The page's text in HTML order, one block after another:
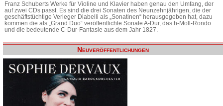
Franz Schuberts Werke für Violine und Klavier haben genau den Umfang, der
auf zwei CDs passt. Es sind die drei Sonaten des Neunzehnjährigen, die der
geschäftstüchtige Verleger Diabelli als „Sonatinen“ herausgegeben hat, dazu
kommen die als „Grand Duo“ veröffentlichte Sonate A-Dur, das h-Moll-Rondo
und die bedeutende C-Dur-Fantasie aus dem Jahr 1827.
Neuveröffentlichungen